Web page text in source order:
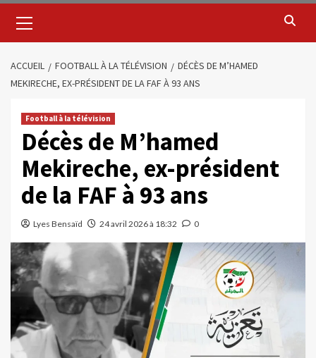
ACCUEIL FOOTBALL À LA TÉLÉVISION
DÉCÈS DE M’HAMED
MEKIRECHE, EX-PRÉSIDENT DE LA FAF À 93 ANS
Football à la télévision
Décès de M’hamed
Mekireche, ex-président
de la FAF à 93 ans
Lyes Bensaïd 24 avril 2026 à 18:32 0